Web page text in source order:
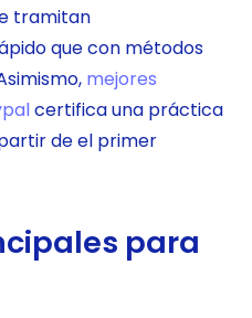
tramitan
que con métodos
mejores
certifica una práctica
de el primer
para